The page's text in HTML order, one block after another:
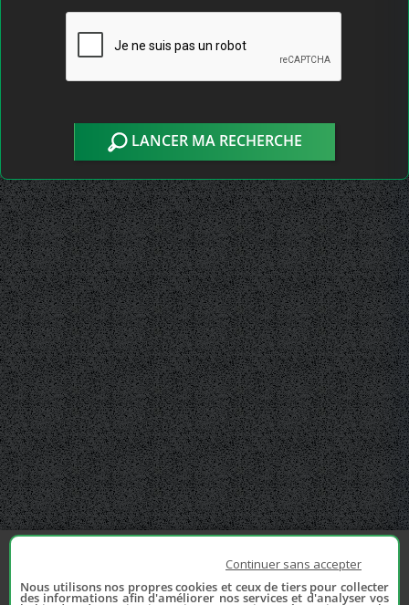
LANCER MA RECHERCHE
Continuer sans accepter
Nous utilisons nos propres cookies et ceux de tiers pour collecter
des informations afin d'améliorer nos services et d'analyser vos